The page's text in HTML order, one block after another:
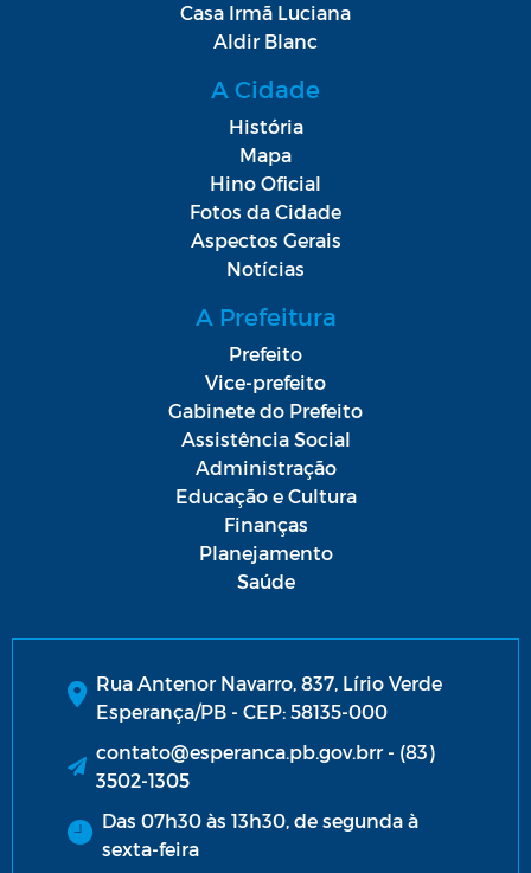
Casa Irmã Luciana
Aldir Blanc
A Cidade
História
Mapa
Hino Oficial
Fotos da Cidade
Aspectos Gerais
Notícias
A Prefeitura
Prefeito
Vice-prefeito
Gabinete do Prefeito
Assistência Social
Administração
Educação e Cultura
Finanças
Planejamento
Saúde
Rua Antenor Navarro, 837, Lírio Verde
Esperança/PB - CEP: 58135-000
contato@esperanca.pb.gov.brr - (83)
3502-1305
Das 07h30 às 13h30, de segunda à
sexta-feira